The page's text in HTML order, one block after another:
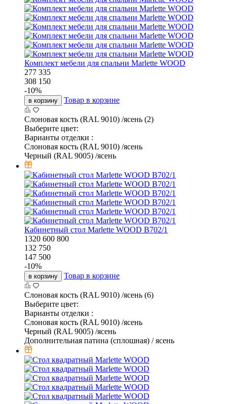
Комплект мебели для спальни Marlette WOOD
277 335
308 150
-10%
в корзину Товар в корзине
Слоновая кость (RAL 9010) /ясень (2)
Выберите цвет:
Варианты отделки :
Слоновая кость (RAL 9010) /ясень
Черный (RAL 9005) /ясень
Кабинетный стол Marlette WOOD В702/1
1320 600 800
132 750
147 500
-10%
в корзину Товар в корзине
Слоновая кость (RAL 9010) /ясень (6)
Выберите цвет:
Варианты отделки :
Слоновая кость (RAL 9010) /ясень
Черный (RAL 9005) /ясень
Дополнительная патина (сплошная) / ясень